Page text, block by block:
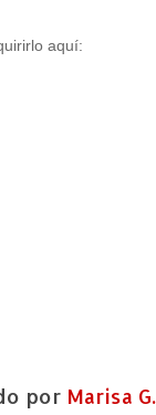
aquí:
por Marisa G.